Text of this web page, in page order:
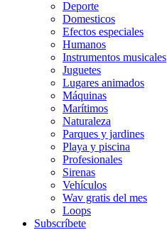
Deporte
Domesticos
Efectos especiales
Humanos
Instrumentos musicales
Juguetes
Lugares animados
Máquinas
Marítimos
Naturaleza
Parques y jardines
Playa y piscina
Profesionales
Sirenas
Vehículos
Wav gratis del mes
Loops
Subscríbete